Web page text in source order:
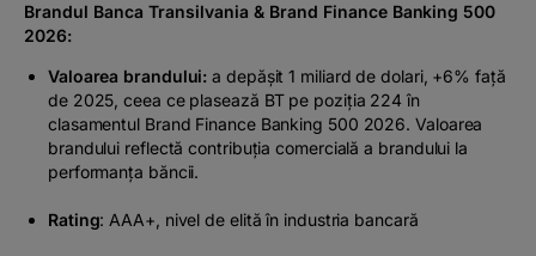
Brandul Banca Transilvania & Brand Finance Banking 500
2026:
Valoarea brandului: a depășit 1 miliard de dolari, +6% față
de 2025, ceea ce plasează BT pe poziția 224 în
clasamentul Brand Finance Banking 500 2026. Valoarea
brandului reflectă contribuția comercială a brandului la
performanța băncii.
Rating: AAA+, nivel de elită în industria bancară